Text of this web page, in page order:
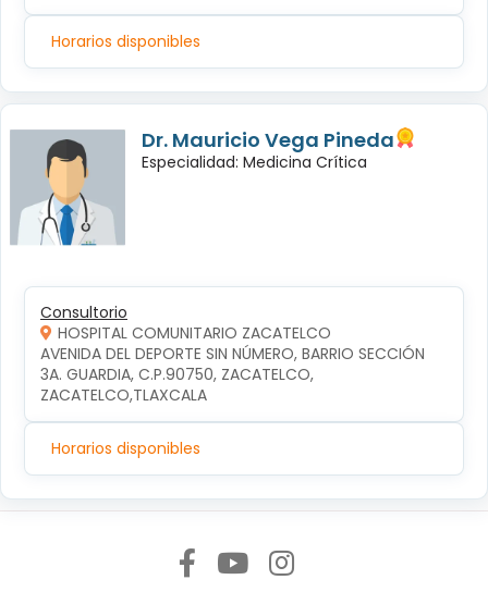
Horarios disponibles
Dr. Mauricio Vega Pineda
Especialidad: Medicina Crítica
Consultorio
HOSPITAL COMUNITARIO ZACATELCO
AVENIDA DEL DEPORTE SIN NÚMERO, BARRIO SECCIÓN
3A. GUARDIA, C.P.90750, ZACATELCO,
ZACATELCO,TLAXCALA
Horarios disponibles